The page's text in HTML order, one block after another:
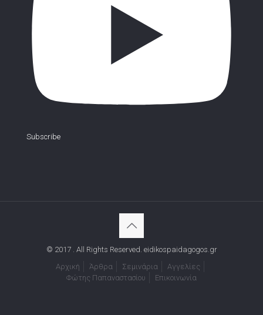
Subscribe
© 2017 . All Rights Reserved. eidikospaidagogos.gr
Αρχική
Άρθρα Σεμινάρια
Αγγελίες
Φώτης Παπαναστασίου
Επικοινωνία